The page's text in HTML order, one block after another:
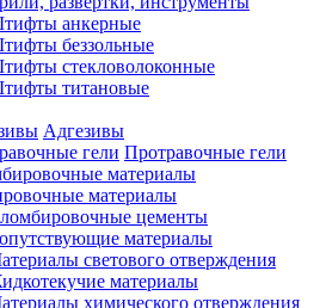
анкерные
беззольные
стекловолоконные
титановые
Адгезивы
Протравочные гели
материалы
цементы
материалы
светового отверждения
материалы
химического отверждения